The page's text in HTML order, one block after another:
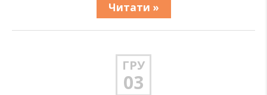
Читати »
ГРУ
03